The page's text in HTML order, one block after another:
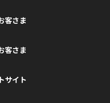
客さま
客さま
サイト